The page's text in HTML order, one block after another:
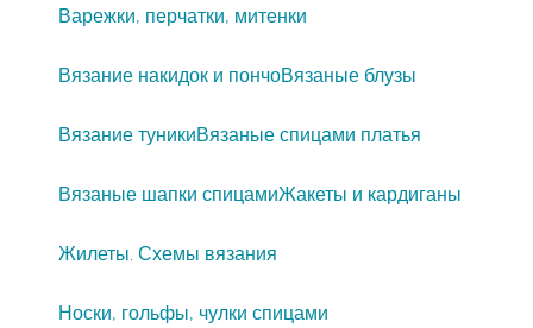
Варежки, перчатки, митенки
Вязание накидок и пончоВязаные блузы
Вязание туникиВязаные спицами платья
Вязаные шапки спицамиЖакеты и кардиганы
Жилеты. Схемы вязания
Носки, гольфы, чулки спицами